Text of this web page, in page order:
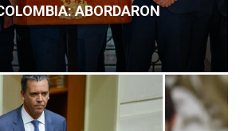
ABORDARON